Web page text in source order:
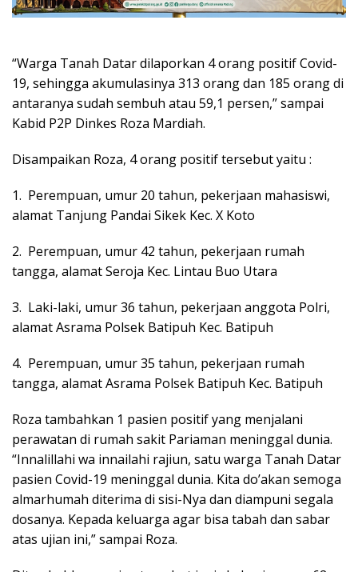
“Warga Tanah Datar dilaporkan 4 orang positif Covid-
19, sehingga akumulasinya 313 orang dan 185 orang di
antaranya sudah sembuh atau 59,1 persen,” sampai
Kabid P2P Dinkes Roza Mardiah.
Disampaikan Roza, 4 orang positif tersebut yaitu :
1. Perempuan, umur 20 tahun, pekerjaan mahasiswi,
alamat Tanjung Pandai Sikek Kec. X Koto
2. Perempuan, umur 42 tahun, pekerjaan rumah
tangga, alamat Seroja Kec. Lintau Buo Utara
3. Laki-laki, umur 36 tahun, pekerjaan anggota Polri,
alamat Asrama Polsek Batipuh Kec. Batipuh
4. Perempuan, umur 35 tahun, pekerjaan rumah
tangga, alamat Asrama Polsek Batipuh Kec. Batipuh
Roza tambahkan 1 pasien positif yang menjalani
perawatan di rumah sakit Pariaman meninggal dunia.
“Innalillahi wa innailahi rajiun, satu warga Tanah Datar
pasien Covid-19 meninggal dunia. Kita do’akan semoga
almarhumah diterima di sisi-Nya dan diampuni segala
dosanya. Kepada keluarga agar bisa tabah dan sabar
atas ujian ini,” sampai Roza.